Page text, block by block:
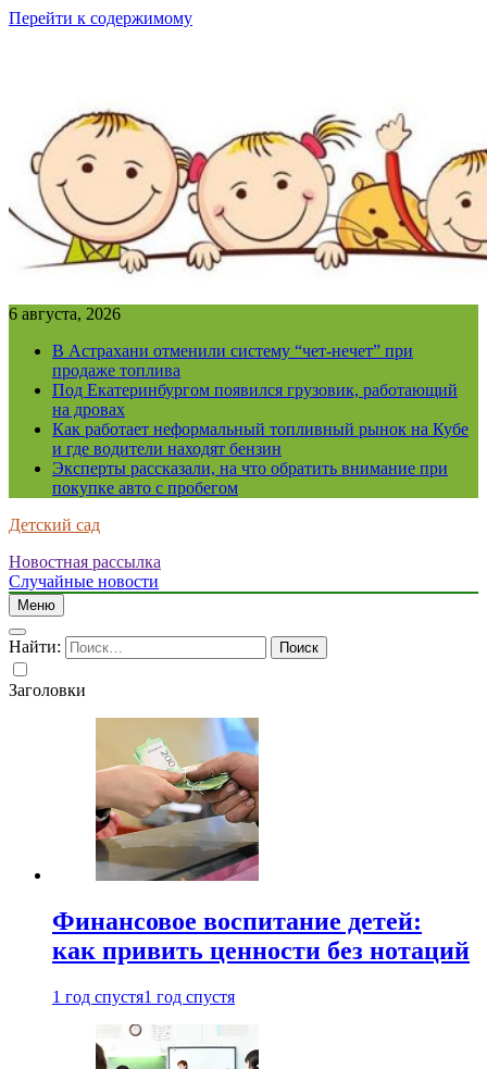
Перейти к содержимому
6 августа, 2026
В Астрахани отменили систему “чет-нечет” при
продаже топлива
Под Екатеринбургом появился грузовик, работающий
на дровах
Как работает неформальный топливный рынок на Кубе
и где водители находят бензин
Эксперты рассказали, на что обратить внимание при
покупке авто с пробегом
Детский сад
Новостная рассылка
Случайные новости
Меню
Найти:
Заголовки
Финансовое воспитание детей:
как привить ценности без нотаций
1 год спустя1 год спустя